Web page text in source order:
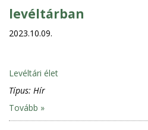
levéltárban
2023.10.09.
Levéltári élet
Típus: Hír
Tovább »